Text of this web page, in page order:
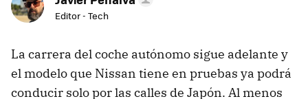
Editor - Tech
La carrera del coche autónomo sigue adelante y
el modelo que Nissan tiene en pruebas ya podrá
conducir solo por las calles de Japón. Al menos